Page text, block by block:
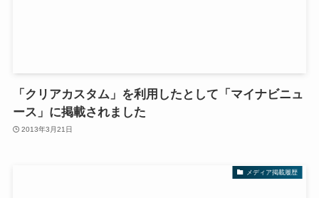
「クリアカスタム」を利用したとして「マイナビニュ
ース」に掲載されました
2013年3月21日
メディア掲載履歴